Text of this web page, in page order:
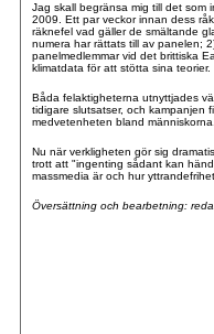
Jag skall begränsa mig till det som
2009. Ett par veckor innan dess
räknefel vad gäller de smältande
numera har rättats till av panelen;
panelmedlemmar vid det brittiska
klimatdata för att stötta sina teorier.
Båda felaktigheterna utnyttjades
tidigare slutsatser, och kampanjen
medvetenheten bland människorna.
Nu när verkligheten gör sig
trott att "ingenting sådant kan
massmedia är och hur
Översättning och bearbetning: